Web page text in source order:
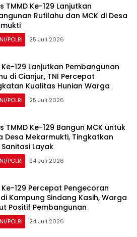
TMMD Ke-129 Lanjutkan
Rutilahu dan MCK di Desa
POLRI 25 Juli 2026
Ke-129 Lanjutkan Pembangunan
di Cianjur, TNI Percepat
Kualitas Hunian Warga
POLRI 25 Juli 2026
TMMD Ke-129 Bangun MCK untuk
Desa Mekarmukti, Tingkatkan
Layak
POLRI 24 Juli 2026
Ke-129 Percepat Pengecoran
Kampung Sindang Kasih, Warga
Positif Pembangunan
POLRI 24 Juli 2026